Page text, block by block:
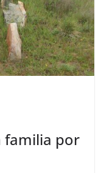
familia por